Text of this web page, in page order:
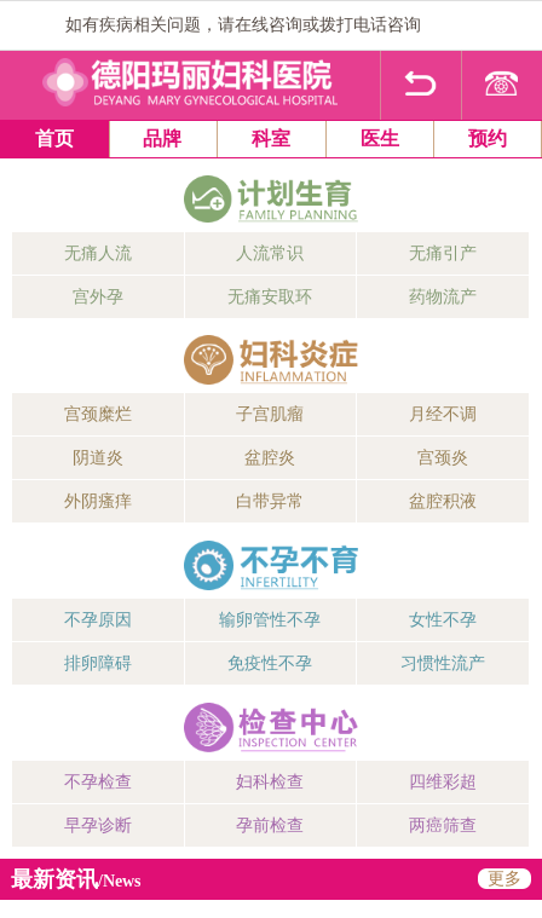
如有疾病相关问题，请在线咨询或拨打电话咨询
1 2 3 4
首页 品牌 科室 医生 预约
无痛人流 人流常识 无痛引产
宫外孕 无痛安取环 药物流产
宫颈糜烂 子宫肌瘤 月经不调
阴道炎 盆腔炎 宫颈炎
外阴瘙痒 白带异常 盆腔积液
不孕原因 输卵管性不孕 女性不孕
排卵障碍 免疫性不孕 习惯性流产
不孕检查 妇科检查 四维彩超
早孕诊断 孕前检查 两癌筛查
最新资讯/News 更多